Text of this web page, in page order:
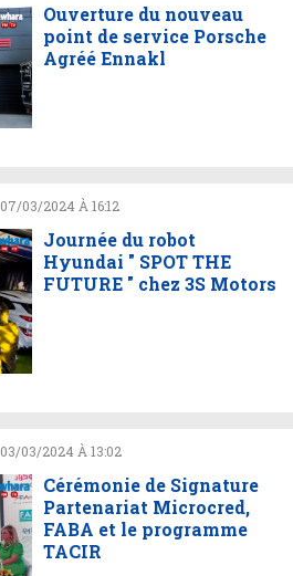
Ouverture du nouveau
point de service Porsche
Agréé Ennakl
07/03/2024 À 16:12
Journée du robot
Hyundai " SPOT THE
FUTURE " chez 3S Motors
03/03/2024 À 13:02
Cérémonie de Signature
Partenariat Microcred,
FABA et le programme
TACIR